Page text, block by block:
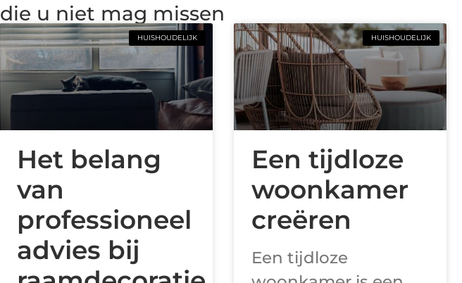
die u niet mag missen
HUISHOUDELIJK
Het belang
van
professioneel
advies bij
HUISHOUDELIJK
Een tijdloze
woonkamer
creëren
Een tijdloze